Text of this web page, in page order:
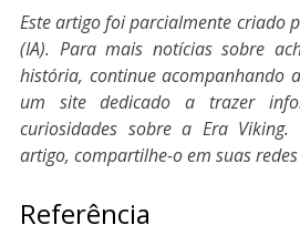
Este artigo foi parcialmente criado
(IA). Para mais notícias sobre
história, continue acompanhando
um site dedicado a trazer
curiosidades sobre a Era Viking.
artigo, compartilhe-o em suas
Referência